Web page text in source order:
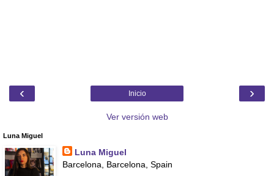
‹ ›
Inicio
Ver versión web
Luna Miguel
Luna Miguel
Barcelona, Barcelona, Spain